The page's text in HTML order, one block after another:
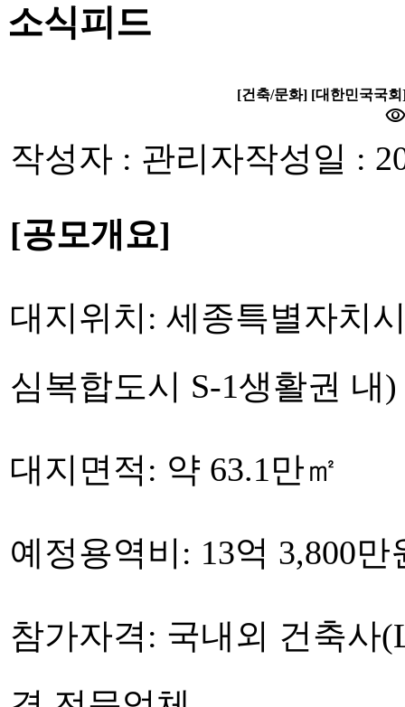
소식피드
[건축/문화] [대한민국국
작성자 : 관리자작성일 :
[공모개요]
대지위치: 세종특별자치
심복합도시 S-1생활권 내)
대지면적: 약 63.1만㎡
예정용역비: 13억 3,800
참가자격: 국내외 건축사